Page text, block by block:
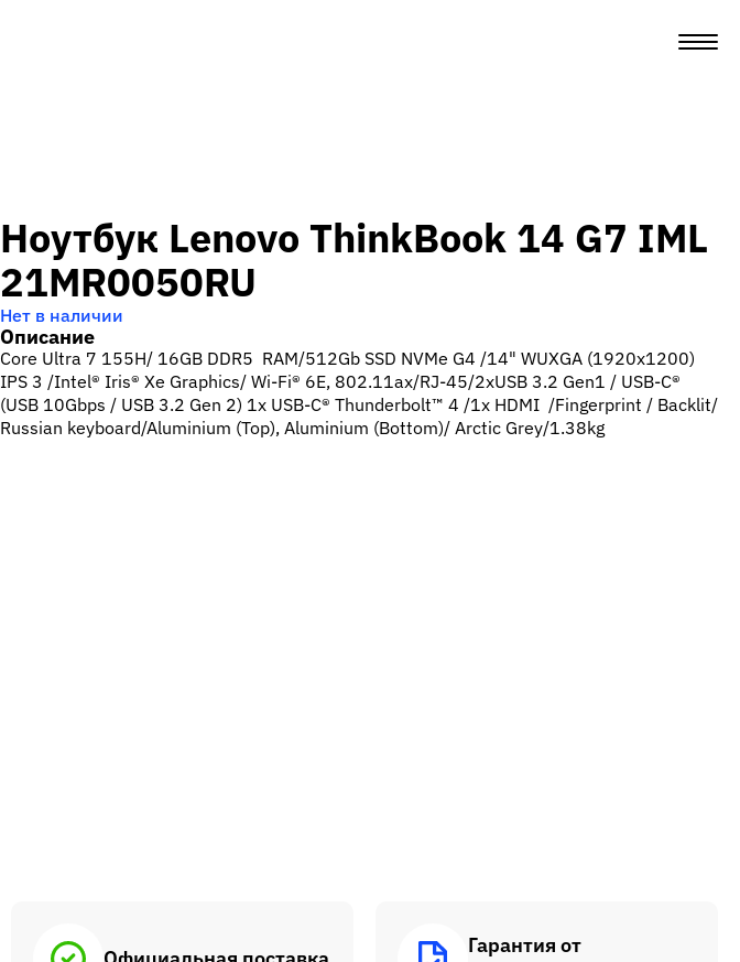
Ноутбук Lenovo ThinkBook 14 G7 IML
21MR0050RU
Нет в наличии
Описание
Core Ultra 7 155H/ 16GB DDR5 RAM/512Gb SSD NVMe G4 /14" WUXGA (1920x1200)
IPS 3 /Intel® Iris® Xe Graphics/ Wi-Fi® 6E, 802.11ax/RJ-45/2xUSB 3.2 Gen1 / USB-C®
(USB 10Gbps / USB 3.2 Gen 2) 1x USB-C® Thunderbolt™ 4 /1x HDMI /Fingerprint / Backlit/
Russian keyboard/Aluminium (Top), Aluminium (Bottom)/ Arctic Grey/1.38kg
Гарантия от